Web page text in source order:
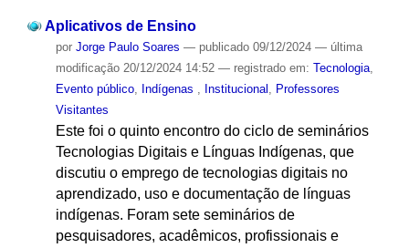
Aplicativos de Ensino
por Jorge Paulo Soares — publicado09/12/2024 — última
modificação20/12/2024 14:52 — registrado em: Tecnologia,
Evento público, Indígenas , Institucional , Professores
Visitantes
Este foi o quinto encontro do ciclo de seminários
Tecnologias Digitais e Línguas Indígenas, que
discutiu o emprego de tecnologias digitais no
aprendizado, uso e documentação de línguas
indígenas. Foram sete seminários de
pesquisadores, acadêmicos, profissionais e